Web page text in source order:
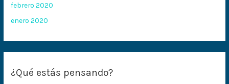
febrero 2020
enero 2020
¿Qué estás pensando?